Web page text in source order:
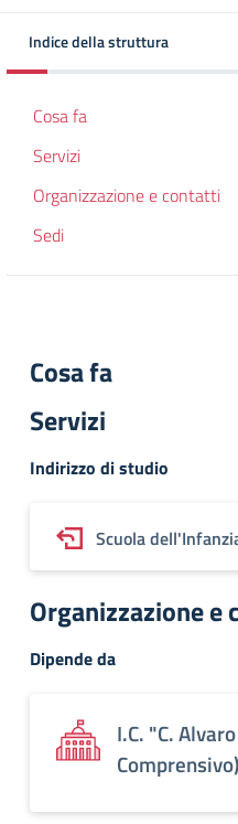
Indice della struttura
Cosa fa
Servizi
Organizzazione e contatti
Sedi
Cosa fa
Servizi
Indirizzo di studio
Scuola
Organizzazione e
Dipende da
I.C. "C.
Comprensivo)